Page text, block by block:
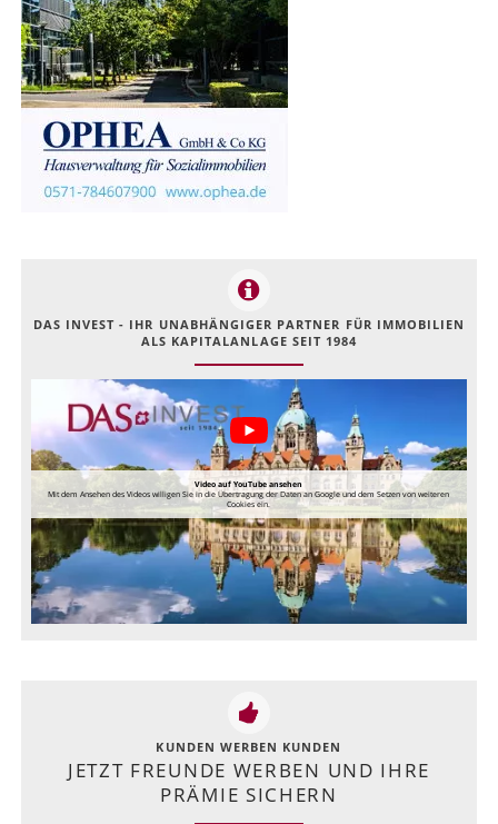
DAS INVEST - IHR UNABHÄNGIGER PARTNER FÜR IMMOBILIEN
ALS KAPITALANLAGE SEIT 1984
Video auf YouTube ansehen
Mit dem Ansehen des Videos willigen Sie in die Übertragung der Daten an Google und dem Setzen von weiteren
Cookies ein.
KUNDEN WERBEN KUNDEN
JETZT FREUNDE WERBEN UND IHRE
PRÄMIE SICHERN